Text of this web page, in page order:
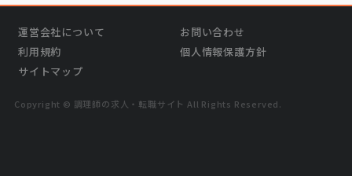
運営会社について
お問い合わせ
利用規約
個人情報保護方針
サイトマップ
Copyright © 調理師の求⼈・転職サイト All Rights Reserved.